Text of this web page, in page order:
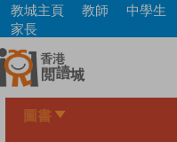
Skip
main
content
教城主頁 教師 中學生
家長
圖書